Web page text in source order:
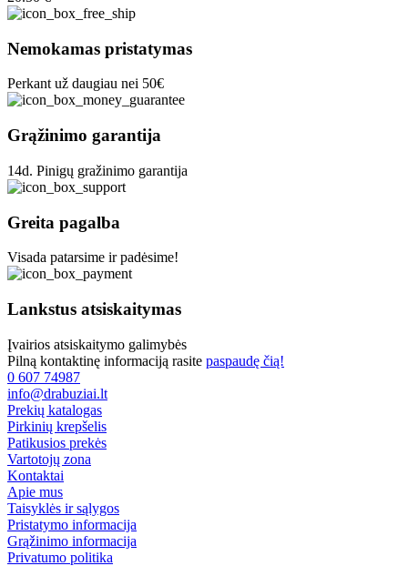
Nemokamas pristatymas
Perkant už daugiau nei 50€
Grąžinimo garantija
14d. Pinigų gražinimo garantija
Greita pagalba
Visada patarsime ir padėsime!
Lankstus atsiskaitymas
Įvairios atsiskaitymo galimybės
Pilną kontaktinę informaciją rasite paspaudę čią!
0 607 74987
info@drabuziai.lt
Prekių katalogas
Pirkinių krepšelis
Patikusios prekės
Vartotojų zona
Kontaktai
Apie mus
Taisyklės ir sąlygos
Pristatymo informacija
Grąžinimo informacija
Privatumo politika